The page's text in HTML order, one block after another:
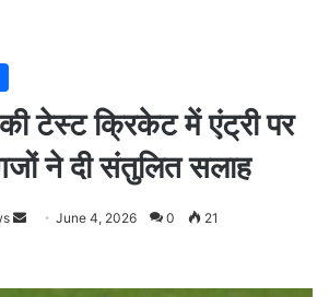
टेस्ट क्रिकेट में एंट्री पर
ने दी संतुलित सलाह
June 4, 2026 0 21